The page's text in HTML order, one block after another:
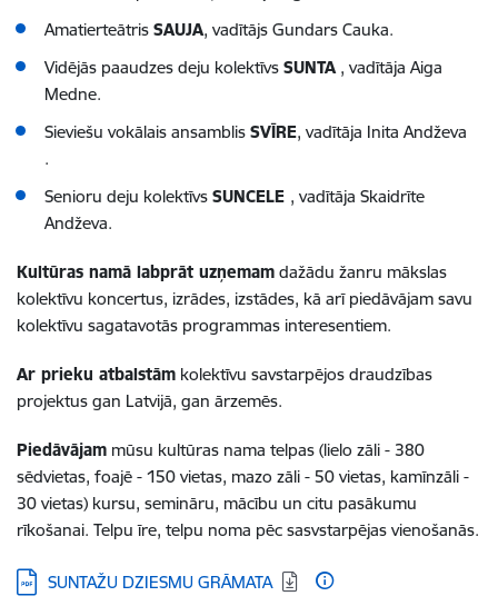
Amatierteātris SAUJA, vadītājs Gundars Cauka.
Vidējās paaudzes deju kolektīvs SUNTA, vadītāja Aiga
Medne.
Sieviešu vokālais ansamblis SVĪRE, vadītāja Inita Andževa
.
Senioru deju kolektīvs SUNCELE , vadītāja Skaidrīte
Andževa.
Kultūras namā labprāt uzņemam dažādu žanru mākslas
kolektīvu koncertus, izrādes, izstādes, kā arī piedāvājam savu
kolektīvu sagatavotās programmas interesentiem.
Ar prieku atbalstām kolektīvu savstarpējos draudzības
projektus gan Latvijā, gan ārzemēs.
Piedāvājam mūsu kultūras nama telpas (lielo zāli - 380
sēdvietas, foajē - 150 vietas, mazo zāli - 50 vietas, kamīnzāli -
30 vietas) kursu, semināru, mācību un citu pasākumu
rīkošanai. Telpu īre, telpu noma pēc sasvstarpējas vienošanās.
Lejupielādēt:
SUNTAŽU DZIESMU GRĀMATA